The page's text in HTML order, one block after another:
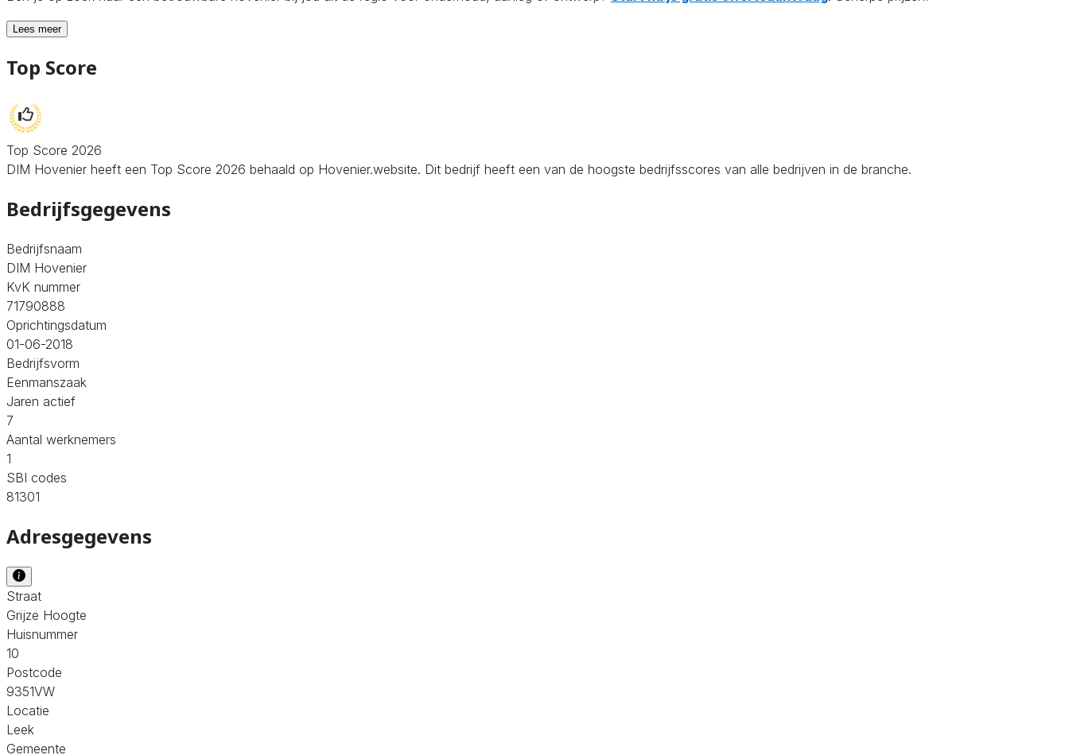
Lees meer
Top Score
Top Score 2026
DIM Hovenier heeft een Top Score 2026 behaald op Hovenier.website. Dit bedrijf heeft een van de hoogste bedrijfsscores van alle bedrijven in de branche.
Bedrijfsgegevens
Bedrijfsnaam
DIM Hovenier
KvK nummer
71790888
Oprichtingsdatum
01-06-2018
Bedrijfsvorm
Eenmanszaak
Jaren actief
7
Aantal werknemers
1
SBI codes
81301
Adresgegevens
Straat
Grijze Hoogte
Huisnummer
10
Postcode
9351VW
Locatie
Leek
Gemeente